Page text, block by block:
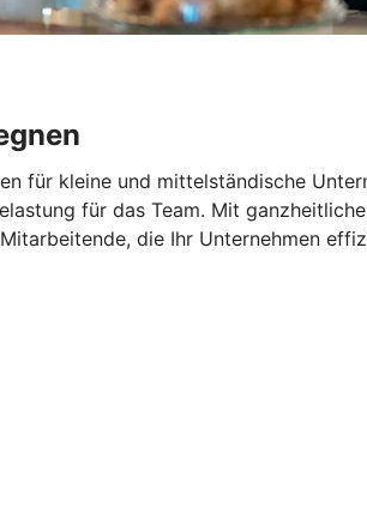
für kleine und mittelständische
für das Team. Mit
die Ihr Unternehmen